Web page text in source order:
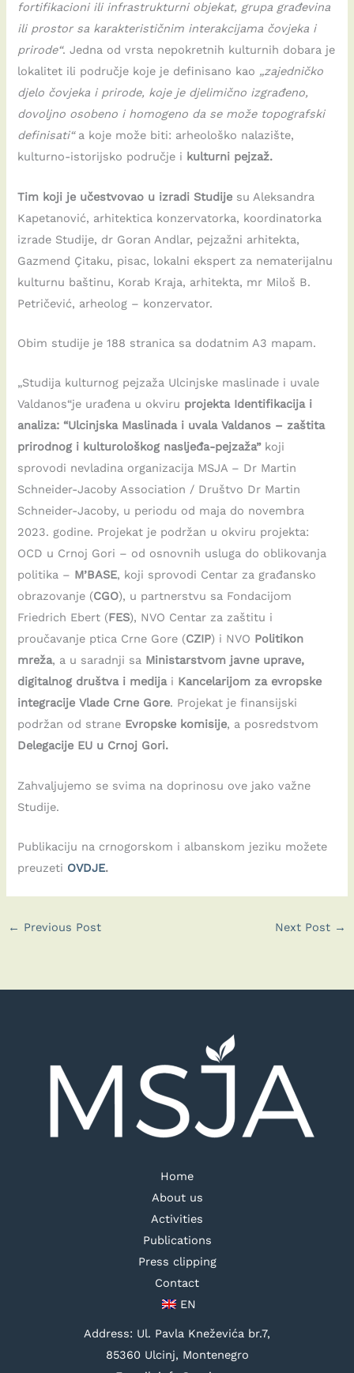
fortifikacioni ili infrastrukturni objekat, grupa građevina
ili prostor sa karakterističnim interakcijama čovjeka i
prirode“. Jedna od vrsta nepokretnih kulturnih dobara je
lokalitet ili područje koje je definisano kao „zajedničko
djelo čovjeka i prirode, koje je djelimično izgrađeno,
dovoljno osobeno i homogeno da se može topografski
definisati“a koje može biti: arheološko nalazište,
kulturno-istorijsko područje i kulturni pejzaž.
Tim koji je učestvovao u izradi Studije su Aleksandra
Kapetanović, arhitektica konzervatorka, koordinatorka
izrade Studije, dr Goran Andlar, pejzažni arhitekta,
Gazmend Çitaku, pisac, lokalni ekspert za nematerijalnu
kulturnu baštinu, Korab Kraja, arhitekta, mr Miloš B.
Petričević, arheolog – konzervator.
Obim studije je 188 stranica sa dodatnim A3 mapam.
„Studija kulturnog pejzaža Ulcinjske maslinade i uvale
Valdanos“je urađena u okviru projekta Identifikacija i
analiza: “Ulcinjska Maslinada i uvala Valdanos – zaštita
prirodnog i kulturološkog nasljeđa-pejzaža”koji
sprovodi nevladina organizacija MSJA – Dr Martin
Schneider-Jacoby Association / Društvo Dr Martin
Schneider-Jacoby, u periodu od maja do novembra
2023. godine. Projekat je podržan u okviru projekta:
OCD u Crnoj Gori – od osnovnih usluga do oblikovanja
politika – M’BASE, koji sprovodi Centar za građansko
obrazovanje (CGO), u partnerstvu sa Fondacijom
Friedrich Ebert (FES), NVO Centar za zaštitu i
proučavanje ptica Crne Gore (CZIP) i NVO Politikon
mreža, a u saradnji sa Ministarstvom javne uprave,
digitalnog društva i medijai Kancelarijom za evropske
integracije Vlade Crne Gore. Projekat je finansijski
podržan od strane Evropske komisije, a posredstvom
Delegacije EU u Crnoj Gori.
Zahvaljujemo se svima na doprinosu ove jako važne
Studije.
Publikaciju na crnogorskom i albanskom jeziku možete
preuzeti OVDJE.
← Previous Post Next Post →
Home
About us
Activities
Publications
Press clipping
Contact
EN
Address: Ul. Pavla Kneževića br.7,
85360 Ulcinj, Montenegro